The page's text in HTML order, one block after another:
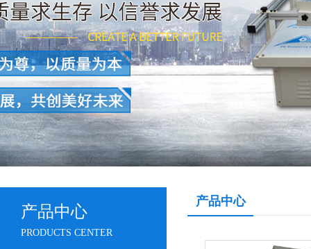
产品中心
PRODUCTS CENTER
产品中心